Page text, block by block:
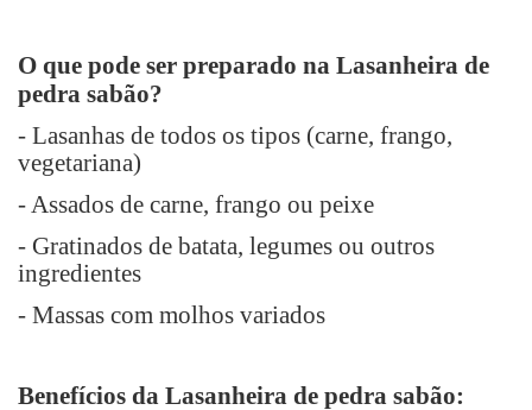
O que pode ser preparado na Lasanheira de
pedra sabão?
- Lasanhas de todos os tipos (carne, frango,
vegetariana)
- Assados de carne, frango ou peixe
- Gratinados de batata, legumes ou outros
ingredientes
- Massas com molhos variados
Benefícios da Lasanheira de pedra sabão: